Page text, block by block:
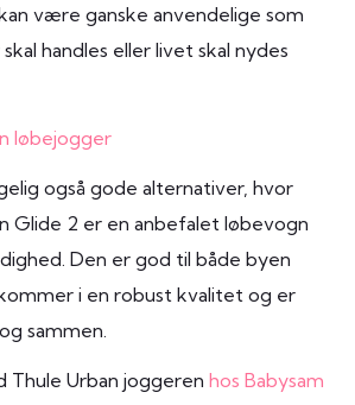
være ganske anvendelige som
handles eller livet skal nydes
også gode alternativer, hvor
Glide 2 er en anbefalet løbevogn
Den er god til både byen
i en robust kvalitet og er
sammen.
Thule Urban joggeren hos Babysam